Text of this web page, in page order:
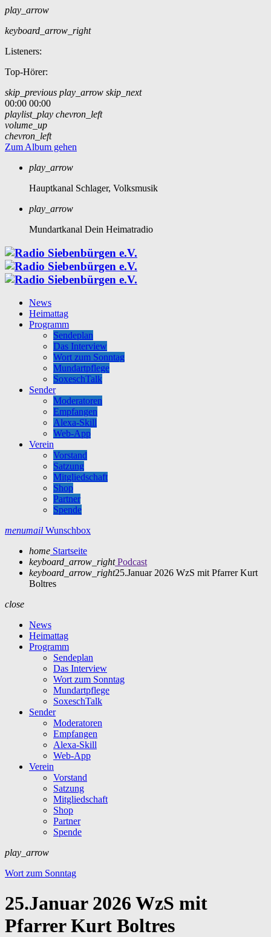
play_arrow
keyboard_arrow_right
Listeners:
Top-Hörer:
skip_previous play_arrow skip_next
00:00 00:00
playlist_play chevron_left
volume_up
chevron_left
Zum Album gehen
play_arrow
Hauptkanal Schlager, Volksmusik
play_arrow
Mundartkanal Dein Heimatradio
News
Heimattag
Programm
Sendeplan
Das Interview
Wort zum Sonntag
Mundartpflege
SoxeschTalk
Sender
Moderatoren
Empfangen
Alexa-Skill
Web-App
Verein
Vorstand
Satzung
Mitgliedschaft
Shop
Partner
Spende
menumail Wunschbox
home Startseite
keyboard_arrow_right Podcast
keyboard_arrow_right25.Januar 2026 WzS mit Pfarrer Kurt
Boltres
close
News
Heimattag
Programm
Sendeplan
Das Interview
Wort zum Sonntag
Mundartpflege
SoxeschTalk
Sender
Moderatoren
Empfangen
Alexa-Skill
Web-App
Verein
Vorstand
Satzung
Mitgliedschaft
Shop
Partner
Spende
play_arrow
Wort zum Sonntag
25.Januar 2026 WzS mit
Pfarrer Kurt Boltres